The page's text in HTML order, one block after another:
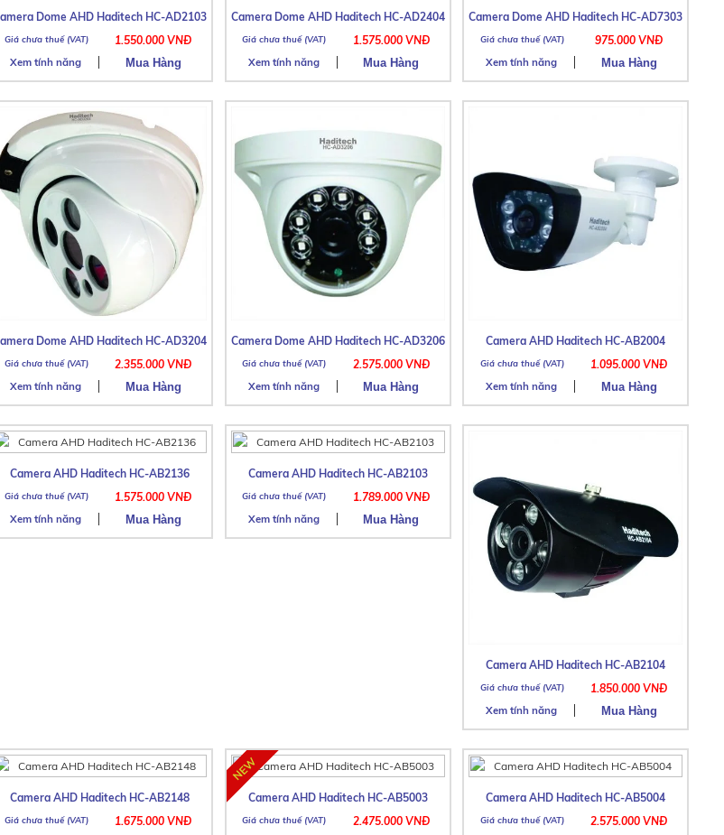
Dome AHD Haditech HC-AD2103
1.550.000 VNĐ
Xem tính năng
Camera Dome AHD Haditech HC-AD2404
1.575.000 VNĐ
Xem tính năng
Camera Dome AHD Haditech HC-AD7303
975.000 VNĐ
Xem tính năng
Dome AHD Haditech HC-AD3204
2.355.000 VNĐ
Xem tính năng
Camera Dome AHD Haditech HC-AD3206
2.575.000 VNĐ
Xem tính năng
Camera AHD Haditech HC-AB2004
1.095.000 VNĐ
Xem tính năng
Camera AHD Haditech HC-AB2136
1.575.000 VNĐ
Xem tính năng
Camera AHD Haditech HC-AB2103
1.789.000 VNĐ
Xem tính năng
Camera AHD Haditech HC-AB2104
1.850.000 VNĐ
Xem tính năng
Camera AHD Haditech HC-AB2148
1.675.000 VNĐ
Camera AHD Haditech HC-AB5003
2.475.000 VNĐ
Camera AHD Haditech HC-AB5004
2.575.000 VNĐ